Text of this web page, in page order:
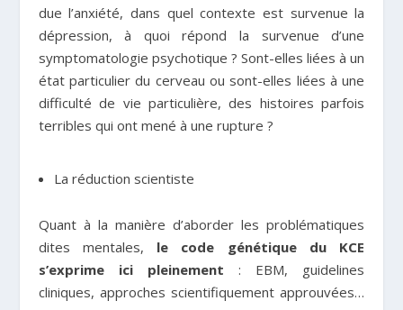
due l’anxiété, dans quel contexte est survenue la
dépression, à quoi répond la survenue d’une
symptomatologie psychotique ? Sont-elles liées à un
état particulier du cerveau ou sont-elles liées à une
difficulté de vie particulière, des histoires parfois
terribles qui ont mené à une rupture ?
La réduction scientiste
Quant à la manière d’aborder les problématiques
dites mentales, le code génétique du KCE
s’exprime ici pleinement : EBM, guidelines
cliniques, approches scientifiquement approuvées…